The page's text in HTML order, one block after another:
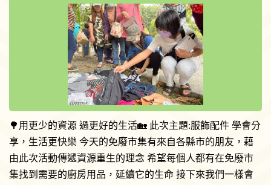
🌳用更少的資源 過更好的生活🏡 此次主題:服飾配件 學會分
享，生活更快樂 今天的免廢市集有來自各縣市的朋友，藉
由此次活動傳遞資源重生的理念 希望每個人都有在免廢市
集找到需要的廚房用品，延續它的生命 接下來我們一樣會